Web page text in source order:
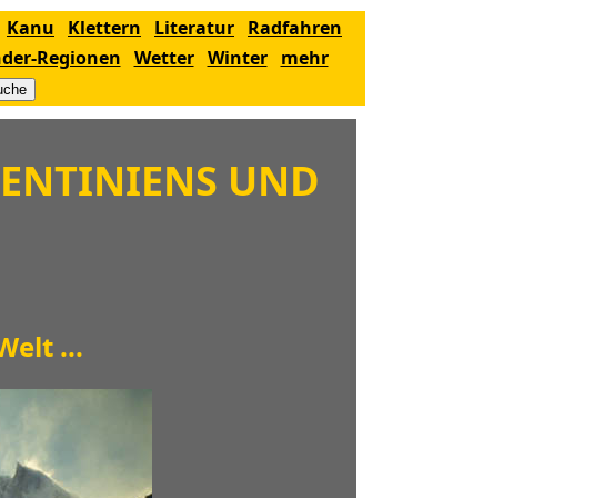
Kanu Klettern Literatur Radfahren
Regionen Wetter Winter mehr
UND
...